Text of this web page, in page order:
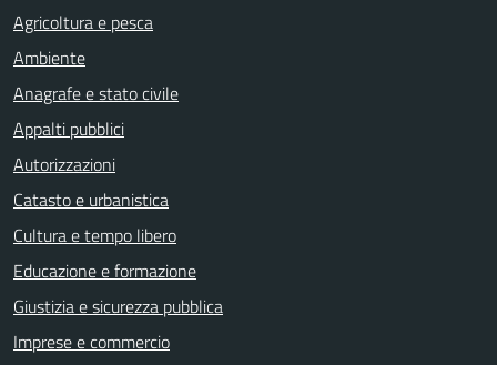
Agricoltura e pesca
Ambiente
Anagrafe e stato civile
Appalti pubblici
Autorizzazioni
Catasto e urbanistica
Cultura e tempo libero
Educazione e formazione
Giustizia e sicurezza pubblica
Imprese e commercio